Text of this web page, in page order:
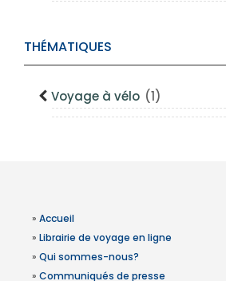
THÉMATIQUES
Voyage à vélo (1)
» Accueil
» Librairie de voyage en ligne
» Qui sommes-nous?
» Communiqués de presse